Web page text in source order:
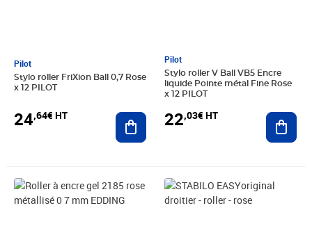
Pilot
Stylo roller FriXion Ball 0,7 Rose
x 12 PILOT
24,64€ HT Ajouter au panier
Pilot
Stylo roller V Ball VB5 Encre
liquide Pointe métal Fine Rose
x 12 PILOT
22,03€ HT
Prix 1,33€ HT Prix 6,99€ HT